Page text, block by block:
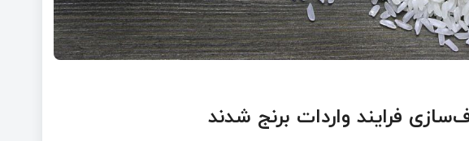
فرایند واردات برنج شدند